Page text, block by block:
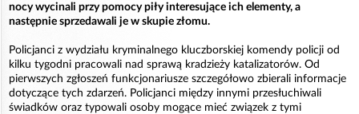
nocy wycinali przy pomocy piły interesujące ich elementy, a
następnie sprzedawali je w skupie złomu.
Policjanci z wydziału kryminalnego kluczborskiej komendy policji od
kilku tygodni pracowali nad sprawą kradzieży katalizatorów. Od
pierwszych zgłoszeń funkcjonariusze szczegółowo zbierali informacje
dotyczące tych zdarzeń. Policjanci między innymi przesłuchiwali
świadków oraz typowali osoby mogące mieć związek z tymi